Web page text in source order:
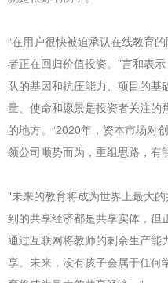
“在用户很快被迫承认在线教育
者正在回归价值投资。”言和表
队的基因和抗压能力、项目的
量、使命和愿景是投资者关注的
的地方。“2020年，资本市场对
领公司顺势而为，重组思路，有
"未来的教育将成为世界上最大
到的共享经济都是共享实体，但
通过互联网将教师的剩余生产能
享。未来，没有孩子会属于任何